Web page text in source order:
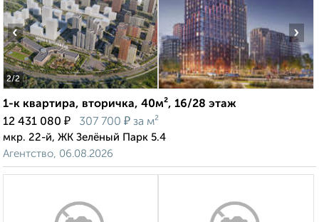
2/2
‹ ›
1-к квартира, вторичка, 40м², 16/28 этаж
12 431 080 ₽ 307 700 ₽ за м²
мкр. 22-й, ЖК Зелёный Парк 5.4
Агентство, 06.08.2026